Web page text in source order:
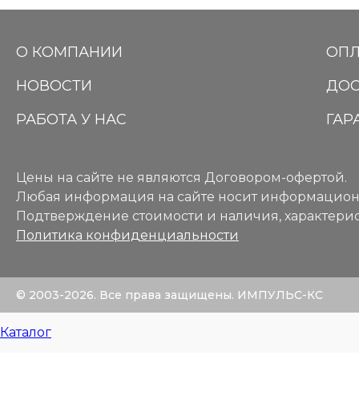
О КОМПАНИИ
НОВОСТИ
РАБОТА У НАС
Цены на сайте не являются Договором-офертой.
Любая информация на сайте носит
Подтверждение стоимости и наличия,
Политика конфиденциальности
© 2003-2026. Все права защищены. ИМПУЛЬС-КС
Каталог